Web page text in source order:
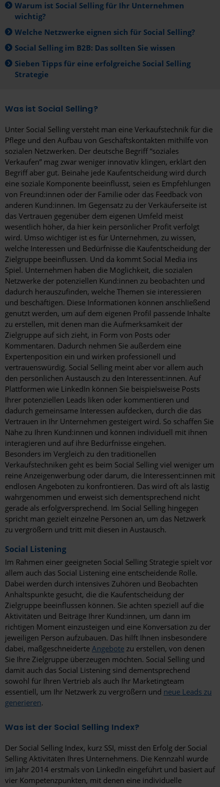
Warum ist Social Selling für Ihr Unternehmen
wichtig?
Welche Netzwerke eignen sich für Social Selling?
Social Selling im B2B: Das sollten Sie wissen
Sieben Tipps für eine erfolgreiche Social Selling
Strategie
Was ist Social Selling?
Unter Social Selling versteht man eine Verkaufstechnik für die
Pflege und den Aufbau von Geschäftskontakten mithilfe von
sozialen Netzwerken. Der deutsche Begriff “soziales
Verkaufen” mag zwar weniger innovativ klingen, erklärt den
Begriff aber gut. Beinahe jede Kaufentscheidung wird durch
eine soziale Komponente beeinflusst, seien es Empfehlungen
von Freund:innen oder der Familie oder das Feedback von
anderen Kund:innen. Im Gegensatz zu der Verkäuferseite ist
das Vertrauen gegenüber dem eigenen Umfeld meist
wesentlich höher, da hier kein persönlicher Profit verfolgt
wird. Umso wichtiger ist es für Unternehmen, zu wissen,
welche Interessen und Bedürfnisse die Kaufentscheidung der
Zielgruppe beeinflussen. Und da kommt Social Media ins
Spiel. Unternehmen haben die Möglichkeit, die sozialen
Netzwerke der potenziellen Kund:innen zu beobachten und
dadurch herauszufinden, welche Themen sie interessieren
und beschäftigen. Diese Informationen können anschließend
genutzt werden, um auf dem eigenen Profil passende Inhalte
zu erstellen, mit denen man die Aufmerksamkeit der
Zielgruppe auf sich zieht, in Form von Posts oder
Kommentaren. Dadurch nehmen Sie außerdem eine
Expertenposition ein und wirken professionell und
vertrauenswürdig. Social Selling meint aber vor allem auch
den persönlichen Austausch zu den Interessent:innen. Auf
Plattformen wie LinkedIn können Sie beispielsweise Posts
Ihrer potenziellen Leads liken oder kommentieren und
dadurch gemeinsame Interessen aufdecken, durch die das
Vertrauen in Ihr Unternehmen gesteigert wird. So schaffen Sie
Nähe zu Ihren Kund:innen und können individuell mit ihnen
interagieren und auf ihre Bedürfnisse eingehen.
Besonders im Vergleich zu den traditionellen
Verkaufstechniken geht es beim Social Selling viel weniger um
reine Anzeigenwerbung oder darum, die Interessent:innen mit
endlosen Angeboten zu konfrontieren. Das wird oft als lästig
wahrgenommen und erweist sich dementsprechend nicht
gerade als erfolgversprechend. Im Social Selling hingegen
spricht man gezielt einzelne Personen an, um das Netzwerk
zu vergrößern und tritt mit diesen in Austausch.
Social Listening
Im Rahmen einer geeigneten Social Selling Strategie spielt vor
allem auch das Social Listening eine entscheidende Rolle.
Dabei werden durch intensives Zuhören und Beobachten
Anhaltspunkte gesucht, die die Kaufentscheidung der
Zielgruppe beeinflussen können. Sie achten speziell auf die
Aktivitäten und Beiträge Ihrer Kund:innen, um dann im
richtigen Moment einzusteigen und eine Konversation zu der
jeweiligen Person aufzubauen. Das hilft Ihnen insbesondere
dabei, maßgeschneiderte Angebote zu erstellen, von denen
Sie Ihre Zielgruppe überzeugen möchten. Social Selling und
damit auch das Social Listening sind dementsprechend
sowohl für Ihren Vertrieb als auch Ihr Marketingteam
essentiell, um Ihr Netzwerk zu vergrößern und neue Leads zu
generieren.
Was ist der Social Selling Index?
Der Social Selling Index, kurz SSI, misst den Erfolg der Social
Selling Aktivitäten Ihres Unternehmens. Die Kennzahl wurde
im Jahr 2014 erstmals von LinkedIn eingeführt und basiert auf
vier Kompetenzpunkten, mit denen eine individuelle